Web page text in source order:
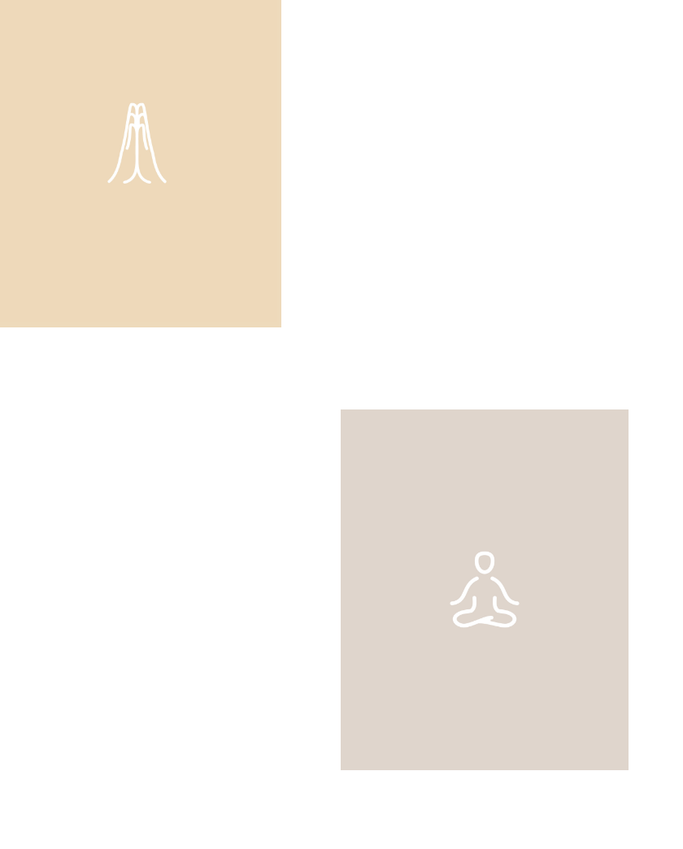
Es ist für mich ein Geschenk, gemeinsam
mit Yogalehrer*innen einen Ort der
Begegnung und Verbindung zu kreieren.
Hier erlebst du offen und interessiert
die Wohltaten des Yoga und fühlst
dich dadurch vitaler und
ausgeglichener.